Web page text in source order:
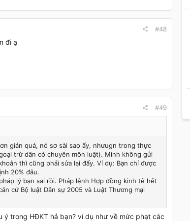
#48
đi ạ
#49
giản quá, nó sơ sài sao ấy, nhưugn trong thực
trừ dân có chuyên môn luật). Mình không gửi
thì cũng phải sửa lại đấy. Ví dụ: Bạn chỉ được
20% đâu.
lý bạn sai rồi. Pháp lệnh Hợp đồng kinh tế hết
cứ Bộ luật Dân sự 2005 và Luật Thương mại
ý trong HĐKT hả bạn? ví dụ như về mức phạt các